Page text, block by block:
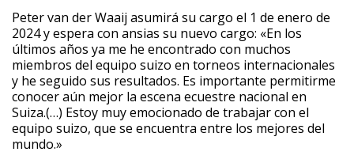
Peter van der Waaij asumirá su cargo el 1 de enero de
2024 y espera con ansias su nuevo cargo: «En los
últimos años ya me he encontrado con muchos
miembros del equipo suizo en torneos internacionales
y he seguido sus resultados. Es importante permitirme
conocer aún mejor la escena ecuestre nacional en
Suiza.(…) Estoy muy emocionado de trabajar con el
equipo suizo, que se encuentra entre los mejores del
mundo.»